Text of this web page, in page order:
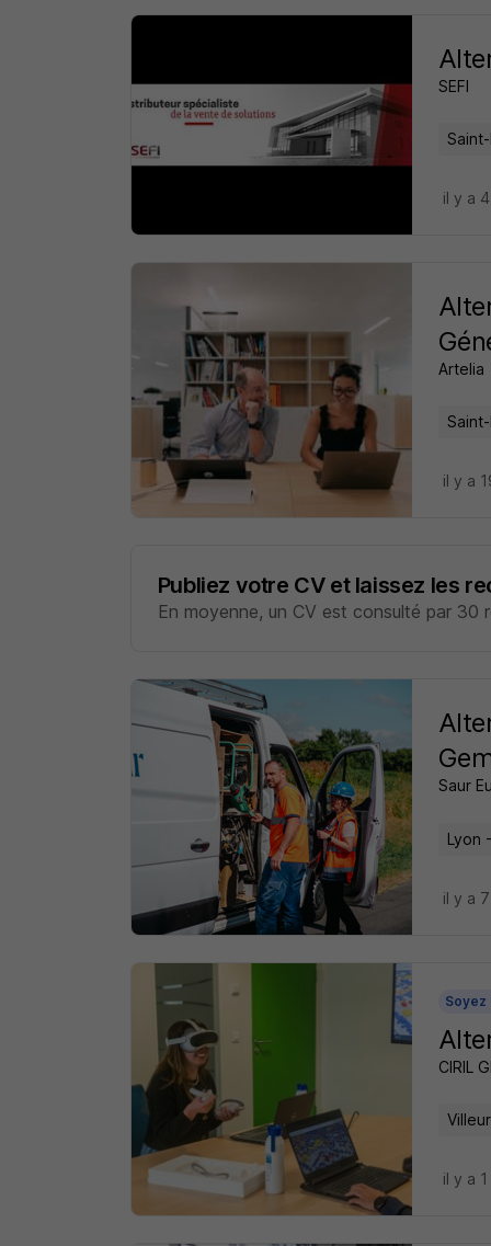
SEFI
il y a
Artelia
il y a
Publiez votre CV et laissez les
En moyenne, un CV est consulté par 30
Saur
Lyon
il y a
Soyez
CIRIL
il y a